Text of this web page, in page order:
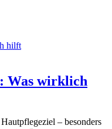
Was wirklich
– besonders